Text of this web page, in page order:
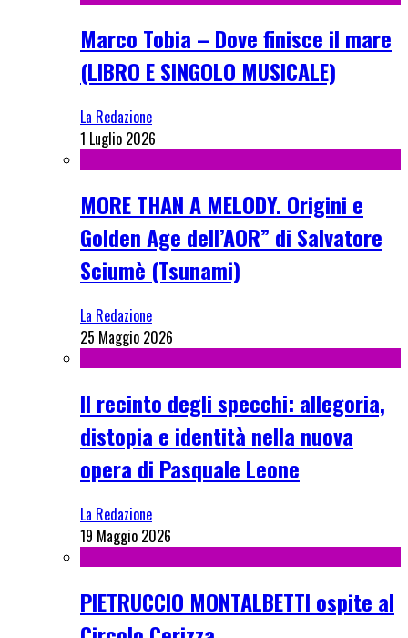
Marco Tobia – Dove finisce il mare
(LIBRO E SINGOLO MUSICALE)
La Redazione
1 Luglio 2026
MORE THAN A MELODY. Origini e
Golden Age dell’AOR” di Salvatore
Sciumè (Tsunami)
La Redazione
25 Maggio 2026
Il recinto degli specchi: allegoria,
distopia e identità nella nuova
opera di Pasquale Leone
La Redazione
19 Maggio 2026
PIETRUCCIO MONTALBETTI ospite al